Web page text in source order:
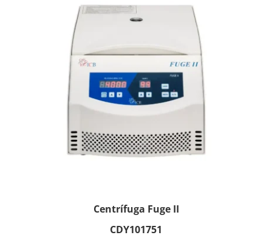
Centrífuga Fuge II
CDY101751